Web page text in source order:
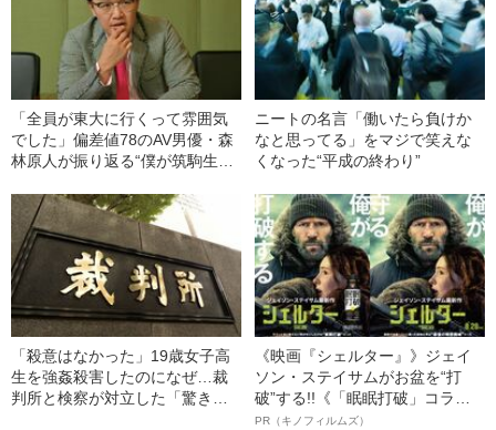
「全員が東大に行くって雰囲気
でした」偏差値78のAV男優・森
林原人が振り返る“僕が筑駒生だ
ニートの名言「働いたら負けか
なと思ってる」をマジで笑えな
くなった“平成の終わり”
「殺意はなかった」19歳女子高
生を強姦殺害したのになぜ…裁
判所と検察が対立した「驚きの
《映画『シェルター』》ジェイ
ソン・ステイサムがお盆を“打
破”する!!《「眠眠打破」コラ
ボ》
PR（キノフィルムズ）